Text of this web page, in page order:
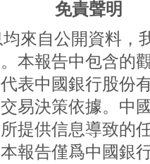
免責聲明
來自公開資料，
本報告中包含的
表中國銀行股份
易決策依據。中
提供信息導致的
報告僅爲中國銀